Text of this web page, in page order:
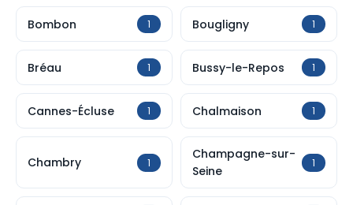
Bombon 1 Bougligny 1
Bréau 1 Bussy-le-Repos 1
Cannes-Écluse 1 Chalmaison 1
Chambry 1
Champagne-sur-
Seine
1